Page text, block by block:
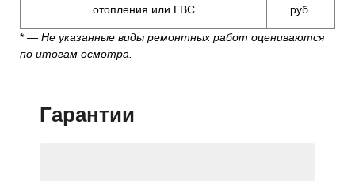
отопления или ГВС
руб.
* — Не указанные виды ремонтных работ оцениваются
по итогам осмотра.
Гарантии